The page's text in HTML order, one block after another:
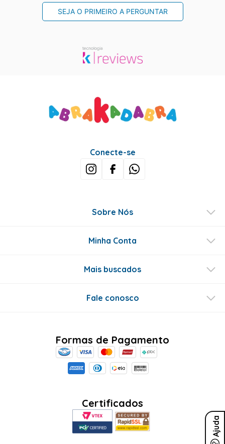
SEJA O PRIMEIRO A PERGUNTAR
Ajuda
Conecte-se
Sobre Nós
Minha Conta
Mais buscados
Fale conosco
Formas de Pagamento
Certificados